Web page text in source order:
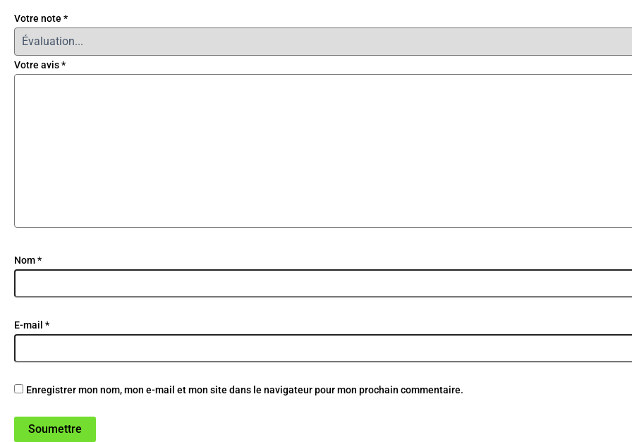
Votre note *
Votre avis*
Nom*
E-mail *
Enregistrer mon nom, mon e-mail et mon site dans le navigateur pour mon prochain commentaire.